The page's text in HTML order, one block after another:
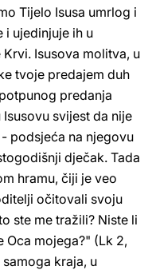
Tijelo Isusa umrlog i
i ujedinjuje ih u
Isusova molitva, u
tvoje predajem duh
predanja
svijest da nije
podsjeća na njegovu
dječak. Tada
hramu, čiji je veo
očitovali svoju
ste me tražili? Niste li
Oca mojega?" (Lk 2,
kraja, u